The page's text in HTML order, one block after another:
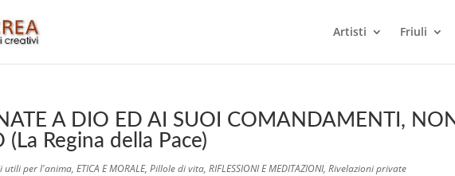
Artisti Friuli
A DIO ED AI SUOI COMANDAMENTI,
(La Regina della Pace)
utili per l'anima, ETICA E MORALE, Pillole di vita, RIFLESSIONI E MEDITAZIONI, Rivelazioni private